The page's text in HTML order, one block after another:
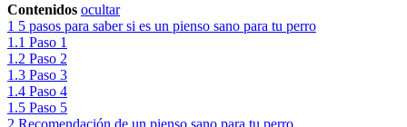
Contenidos ocultar
1 5 pasos para saber si es un pienso sano para tu perro
1.1 Paso 1
1.2 Paso 2
1.3 Paso 3
1.4 Paso 4
1.5 Paso 5
2 Recomendación de un pienso sano para tu perro